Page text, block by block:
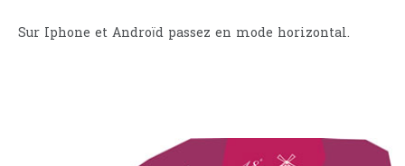
Sur Iphone et Androïd passez en mode horizontal.